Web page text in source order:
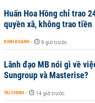
Huấn Hoa Hồng chỉ trao
quyền xã, không trao tiền
KINH DOANH - 9 giờ trước
Lãnh đạo MB nói gì về
Sungroup và Masterise?
TÀI CHÍNH - 14 giờ trước